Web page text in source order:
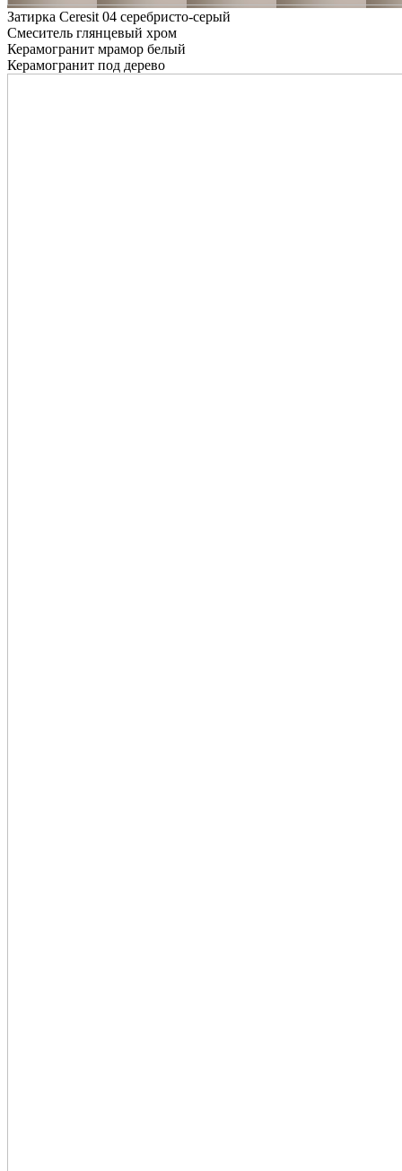
Затирка Ceresit 04 серебристо-серый
Смеситель глянцевый хром
Керамогранит мрамор белый
Керамогранит под дерево